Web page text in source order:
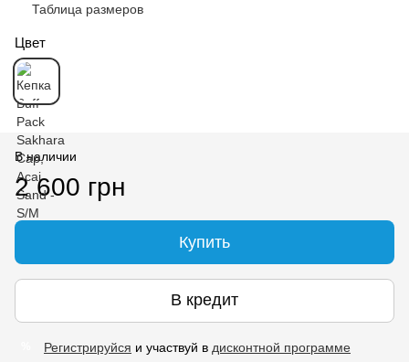
Таблица размеров
Цвет
В наличии
2 600 грн
Купить
В кредит
Регистрируйся и участвуй в дисконтной программе